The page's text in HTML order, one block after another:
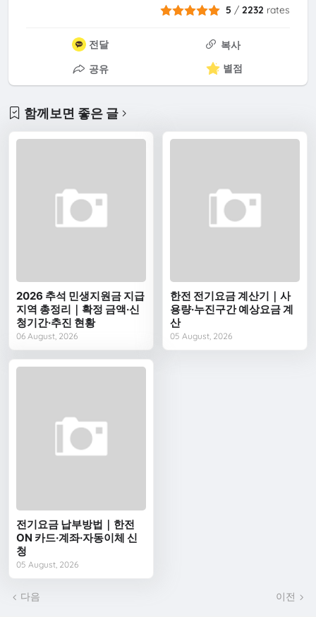
5 /2232 rates
전달
복사
공유
별점
함께보면 좋은 글
2026 추석 민생지원금 지급
지역 총정리｜확정 금액·신
청기간·추진 현황
06 August, 2026
한전 전기요금 계산기｜사
용량·누진구간 예상요금 계
산
05 August, 2026
전기요금 납부방법｜한전
ON 카드·계좌·자동이체 신
청
05 August, 2026
다음 이전